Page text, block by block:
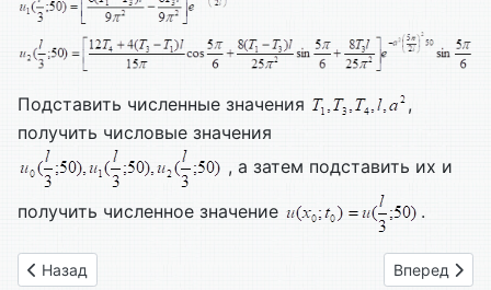
Подставить численные значения
,
получить числовые значения
, а затем подставить их и
получить численное значение .
Предыдущий: Вариант № 11
Назад Следующий:
Вперед